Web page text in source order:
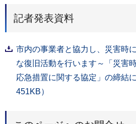
記者発表資料
市内の事業者と協力し、災害時
な復旧活動を行います～「災害
応急措置に関する協定」の締結
451KB）